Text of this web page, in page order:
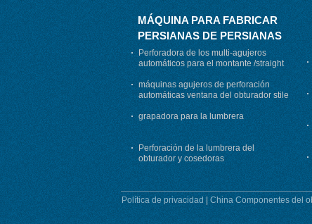
MÁQUINA PARA FABRICAR
PERSIANAS DE PERSIANAS
Perforadora de los multi-agujeros
automáticos para el montante /straight
del obturador
máquinas agujeros de perforación
automáticas ventana del obturador stile
(dispositivo de posición del servo)
grapadora para la lumbrera
Perforación de la lumbrera del
obturador y cosedoras
Política de privacidad| China Componentes del